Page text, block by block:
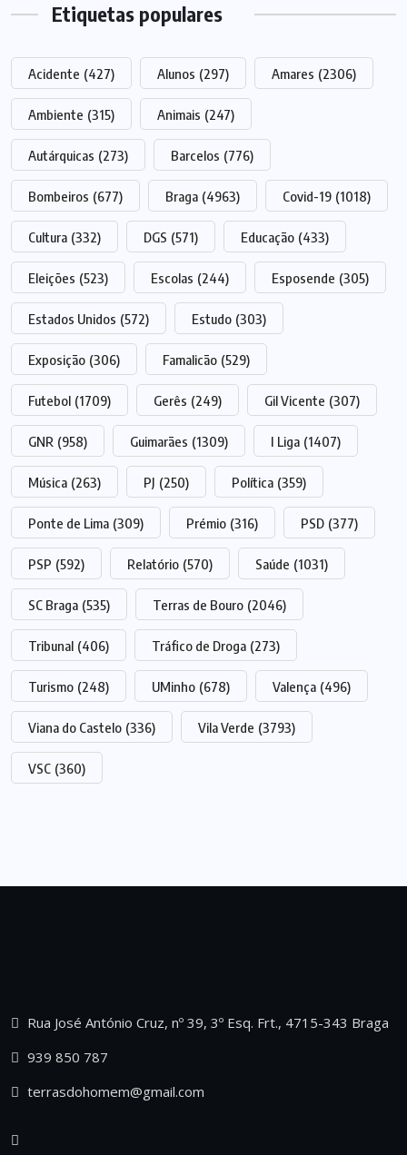
Etiquetas populares
Acidente (427) Alunos (297) Amares (2306)
Ambiente (315) Animais (247)
Autárquicas (273) Barcelos (776)
Bombeiros (677) Braga (4963) Covid-19 (1018)
Cultura (332) DGS (571) Educação (433)
Eleições (523) Escolas (244) Esposende (305)
Estados Unidos (572) Estudo (303)
Exposição (306) Famalicão (529)
Futebol (1709) Gerês (249) Gil Vicente (307)
GNR (958) Guimarães (1309) I Liga (1407)
Música (263) PJ (250) Política (359)
Ponte de Lima (309) Prémio (316) PSD (377)
PSP (592) Relatório (570) Saúde (1031)
SC Braga (535) Terras de Bouro (2046)
Tribunal (406) Tráfico de Droga (273)
Turismo (248) UMinho (678) Valença (496)
Viana do Castelo (336) Vila Verde (3793)
VSC (360)
Rua José António Cruz, nº 39, 3º Esq. Frt., 4715-343 Braga
939 850 787
terrasdohomem@gmail.com